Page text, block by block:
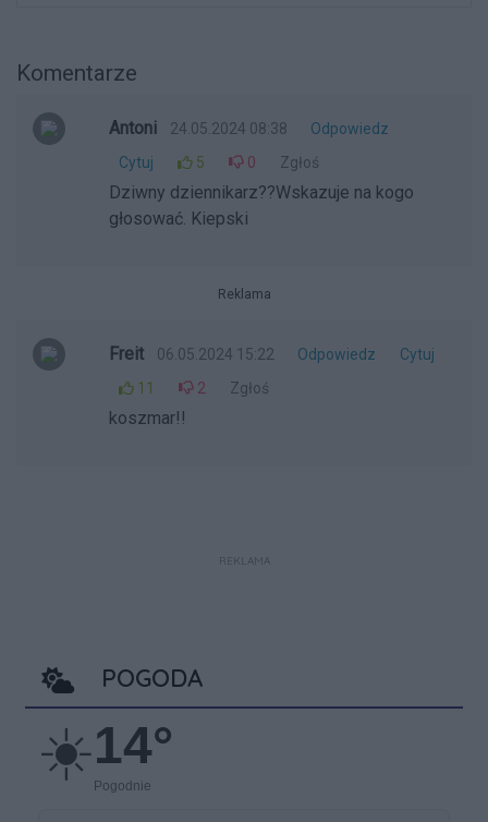
Komentarze
Antoni 24.05.2024 08:38
Odpowiedz
Cytuj
5 0 Zgłoś
Dziwny dziennikarz??Wskazuje na kogo
głosować. Kiepski
Reklama
Freit 06.05.2024 15:22 Odpowiedz
Cytuj
11
2 Zgłoś
koszmar!!
REKLAMA
POGODA